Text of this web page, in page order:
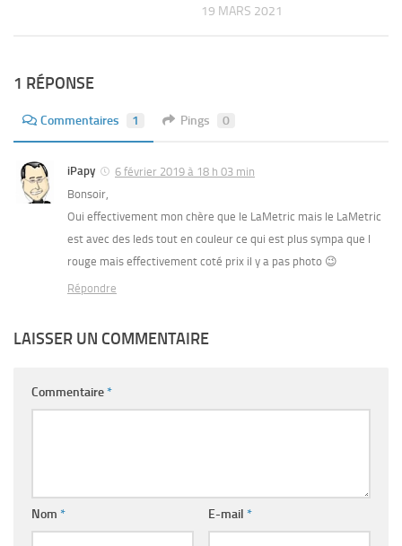
19 MARS 2021
1 RÉPONSE
Commentaires 1 Pings 0
iPapy
6 février 2019 à 18 h 03 min
Bonsoir,
Oui effectivement mon chère que le LaMetric mais le LaMetric
est avec des leds tout en couleur ce qui est plus sympa que l
rouge mais effectivement coté prix il y a pas photo 😉
Répondre
LAISSER UN COMMENTAIRE
Commentaire*
Nom * E-mail *